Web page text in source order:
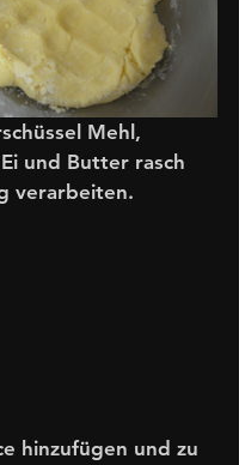
Mehl,
und Butter rasch
verarbeiten.
hinzufügen und zu